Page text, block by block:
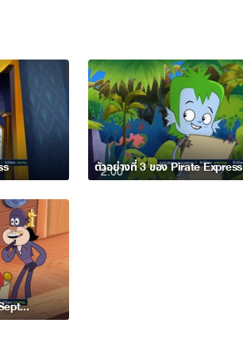
2:00
ตัวอย่างที่ 3 ของ Pirate Express
Pirate Express Premieres 5 September